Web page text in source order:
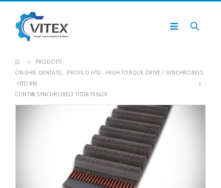
PRODOTTI
CINGHIE DENTATE, PROFILO HTD - HIGH TORQUE DRIVE / SYNCHROBELT,
HTD 8M
CONTI® SYNCHROBELT HTD8193620